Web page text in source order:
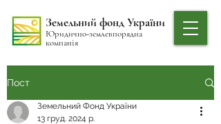
Земельний фонд України
Юридично-землевпорядна
компанія
Пост
Земельний Фонд України
13 груд. 2024 р.